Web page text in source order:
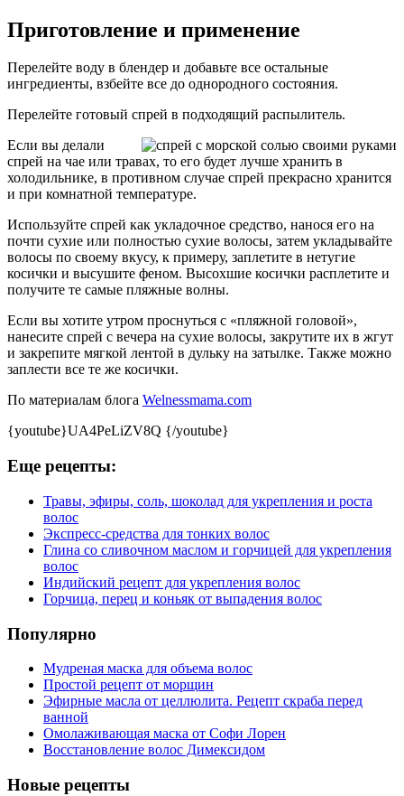
Приготовление и применение
Перелейте воду в блендер и добавьте все остальные
ингредиенты, взбейте все до однородного состояния.
Перелейте готовый спрей в подходящий распылитель.
Если вы делали
спрей на чае или травах, то его будет лучше хранить в
холодильнике, в противном случае спрей прекрасно хранится
и при комнатной температуре.
Используйте спрей как укладочное средство, нанося его на
почти сухие или полностью сухие волосы, затем укладывайте
волосы по своему вкусу, к примеру, заплетите в нетугие
косички и высушите феном. Высохшие косички расплетите и
получите те самые пляжные волны.
Если вы хотите утром проснуться с «пляжной головой»,
нанесите спрей с вечера на сухие волосы, закрутите их в жгут
и закрепите мягкой лентой в дульку на затылке. Также можно
заплести все те же косички.
По материалам блога Welnessmama.com
{youtube}UA4PeLiZV8Q {/youtube}
Еще рецепты:
Травы, эфиры, соль, шоколад для укрепления и роста
волос
Экспресс-средства для тонких волос
Глина со сливочном маслом и горчицей для укрепления
волос
Индийский рецепт для укрепления волос
Горчица, перец и коньяк от выпадения волос
Популярно
Мудреная маска для объема волос
Простой рецепт от морщин
Эфирные масла от целлюлита. Рецепт скраба перед
ванной
Омолаживающая маска от Софи Лорен
Восстановление волос Димексидом
Новые рецепты